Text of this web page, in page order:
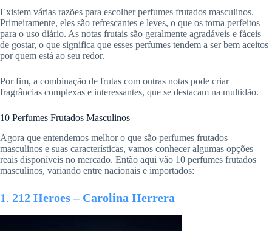
Existem várias razões para escolher perfumes frutados masculinos.
Primeiramente, eles são refrescantes e leves, o que os torna perfeitos
para o uso diário. As notas frutais são geralmente agradáveis e fáceis
de gostar, o que significa que esses perfumes tendem a ser bem aceitos
por quem está ao seu redor.
Por fim, a combinação de frutas com outras notas pode criar
fragrâncias complexas e interessantes, que se destacam na multidão.
10 Perfumes Frutados Masculinos
Agora que entendemos melhor o que são perfumes frutados
masculinos e suas características, vamos conhecer algumas opções
reais disponíveis no mercado. Então aqui vão 10 perfumes frutados
masculinos, variando entre nacionais e importados:
1. 212 Heroes – Carolina Herrera